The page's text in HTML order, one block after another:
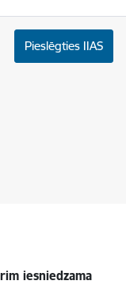
Pieslēgties IIAS
iesniedzama